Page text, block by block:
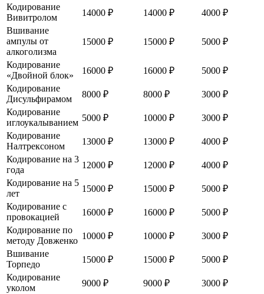
Кодирование
Вивитролом
14000 ₽ 14000 ₽
4000 ₽
Вшивание
ампулы от
алкоголизма
15000 ₽ 15000 ₽ 5000 ₽
Кодирование
«Двойной блок»
16000 ₽ 16000 ₽
5000 ₽
Кодирование
Дисульфирамом
8000 ₽ 8000 ₽
3000 ₽
Кодирование
иглоукалыванием 5000 ₽ 10000 ₽
3000 ₽
Кодирование
Налтрексоном
13000 ₽ 13000 ₽
4000 ₽
Кодирование на 3
года
12000 ₽ 12000 ₽
4000 ₽
Кодирование на 5
лет
15000 ₽ 15000 ₽
5000 ₽
Кодирование с
провокацией
16000 ₽ 16000 ₽
5000 ₽
Кодирование по
методу Довженко 10000 ₽ 10000 ₽
3000 ₽
Вшивание
Торпедо
15000 ₽ 15000 ₽
5000 ₽
Кодирование
уколом
9000 ₽ 9000 ₽
3000 ₽